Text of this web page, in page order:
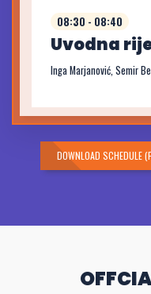
08:30 - 08:40
Uvodna
Inga Marjanović, Semir
DOWNLOAD SCHEDULE